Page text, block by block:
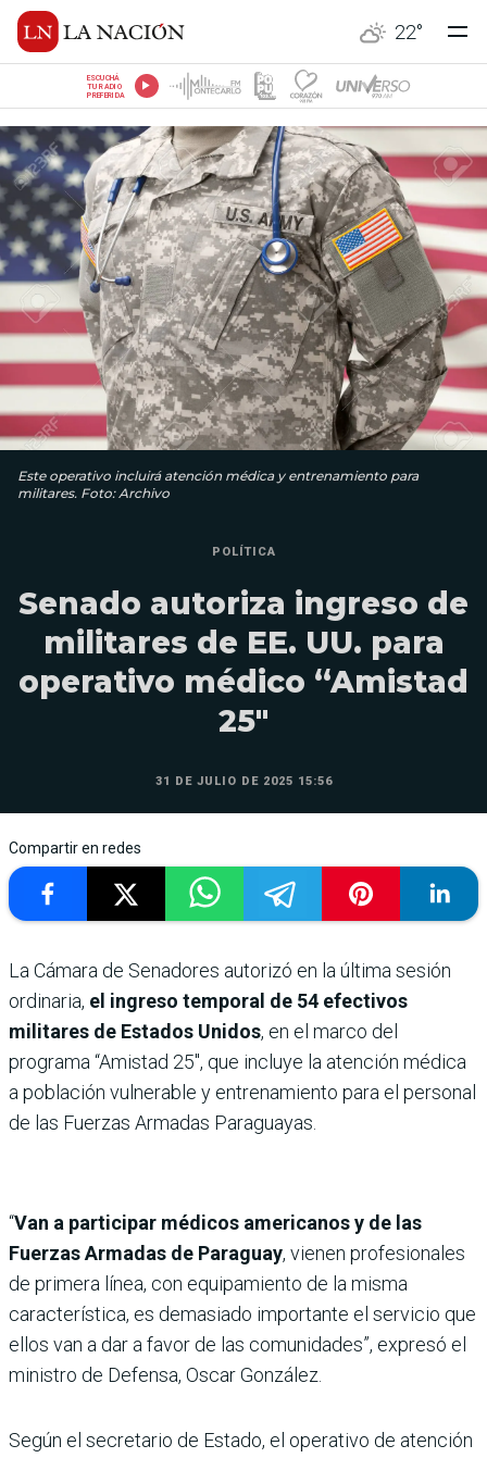
22°
ESCUCHÁ
TU RADIO
PREFERIDA
Este operativo incluirá atención médica y entrenamiento para
militares. Foto: Archivo
POLÍTICA
Senado autoriza ingreso de
militares de EE. UU. para
operativo médico “Amistad
25″
31 DE JULIO DE 2025 15:56
Compartir en redes
La Cámara de Senadores autorizó en la última sesión
ordinaria, el ingreso temporal de 54 efectivos
militares de Estados Unidos, en el marco del
programa “Amistad 25″, que incluye la atención médica
a población vulnerable y entrenamiento para el personal
de las Fuerzas Armadas Paraguayas.
“Van a participar médicos americanos y de las
Fuerzas Armadas de Paraguay, vienen profesionales
de primera línea, con equipamiento de la misma
característica, es demasiado importante el servicio que
ellos van a dar a favor de las comunidades”, expresó el
ministro de Defensa, Oscar González.
Según el secretario de Estado, el operativo de atención